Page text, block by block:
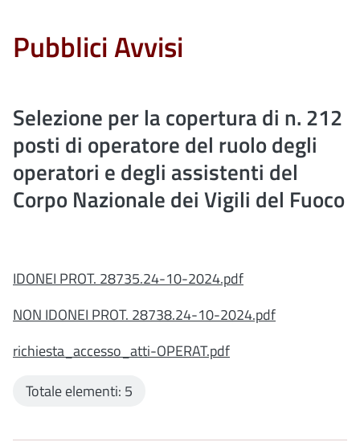
Pubblici Avvisi
Selezione per la copertura di n. 212
posti di operatore del ruolo degli
operatori e degli assistenti del
Corpo Nazionale dei Vigili del Fuoco
IDONEI PROT. 28735.24-10-2024.pdf
NON IDONEI PROT. 28738.24-10-2024.pdf
richiesta_accesso_atti-OPERAT.pdf
Totale elementi: 5